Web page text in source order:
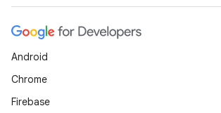
Android
Chrome
Firebase